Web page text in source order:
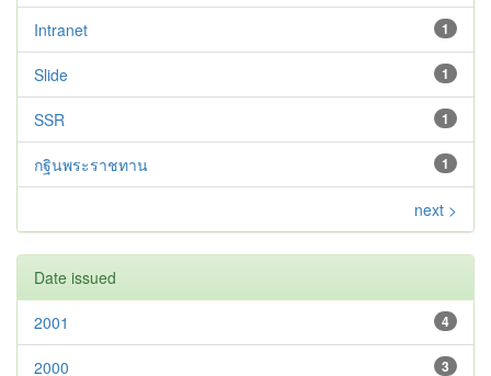
1
Intranet
1
Slide
1
SSR
1
กฐินพระราชทาน
next >
Date issued
4
2001
3
2000